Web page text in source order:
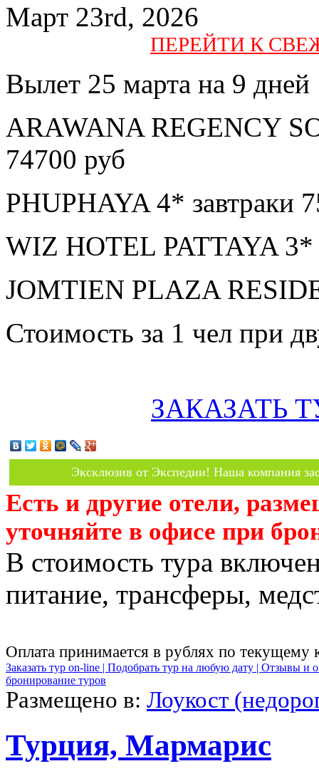
Март 23rd, 2026
ПЕРЕЙТИ К
Вылет 25 марта на 9 дней
ARAWANA REGENCY
74700 руб
PHUPHAYA 4* завтраки
WIZ HOTEL PATTAYA 3*
JOMTIEN PLAZA
Стоимость за 1 чел при
ЗАКАЗАТЬ
Эксклюзив от Экспедии! Наша компания
Есть и другие отели,
уточняйте в офисе при
В стоимость тура
питание, трансферы,
Оплата принимается в рублях по текущему
Заказать тур on-line | Подобрать тур на любую дату | Отзывы и
бронирование туров
Размещено в: Лоукост
Турция, Мармарис